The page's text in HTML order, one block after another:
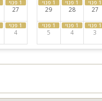
27
28
29
3
4
5
27
4